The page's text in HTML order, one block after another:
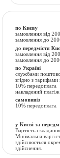
по Києву
замовлення від
замовлення до
до передмістя
замовлення від
замовлення до
по Україні
службами
згідно з
10% передоплата
накладений платіж
самовивіз
10% передоплата
у Києві та
Вартість
Мінімальна
здійснюється
здійснення.